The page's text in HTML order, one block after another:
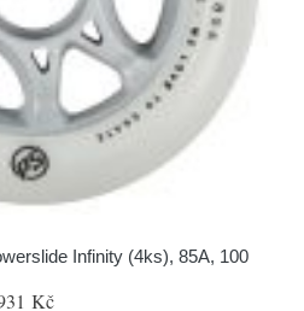
Infinity (4ks), 85A, 100
Kč